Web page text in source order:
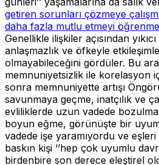
getiren sorunları çözmeye
daha fazla mutlu etmeyi
Genellikle ilişkiler açısından
anlaşmazlık ve öfkeyle
olmayabileceğini gördüler. Bu
memnuniyetsizlik ile korelasyon
sonra memnuniyette artışı
savunmaya geçme, inatçılık ve
evliliklerde uzun vadede
boyun eğme, görünüşte bir
vadede işe yaramıyordu ve
baskın kişi ‘’hep çok uyumlu
birdenbire son derece eleştirel